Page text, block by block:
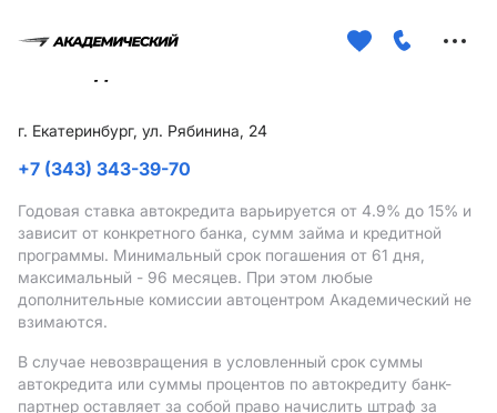
г. Екатеринбург, ул. Рябинина, 24
+7 (343) 343-39-70
Годовая ставка автокредита варьируется от 4.9% до 15% и
зависит от конкретного банка, сумм займа и кредитной
программы. Минимальный срок погашения от 61 дня,
максимальный - 96 месяцев. При этом любые
дополнительные комиссии автоцентром Академический не
взимаются.
В случае невозвращения в условленный срок суммы
автокредита или суммы процентов по автокредиту банк-
партнер оставляет за собой право начислить штраф за